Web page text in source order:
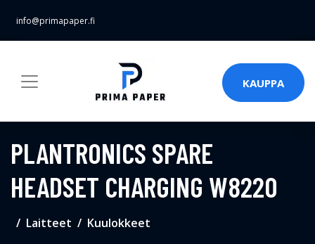
info@primapaper.fi
KAUPPA
PLANTRONICS SPARE
HEADSET CHARGING W8220
Laitteet Kuulokkeet